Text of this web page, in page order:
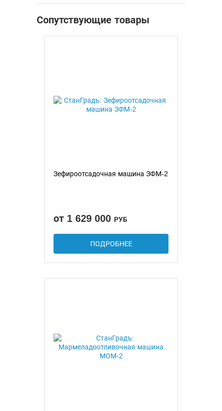
Сопутствующие товары
Зефироотсадочная машина ЗФМ-2
от 1 629 000 РУБ
ПОДРОБНЕЕ